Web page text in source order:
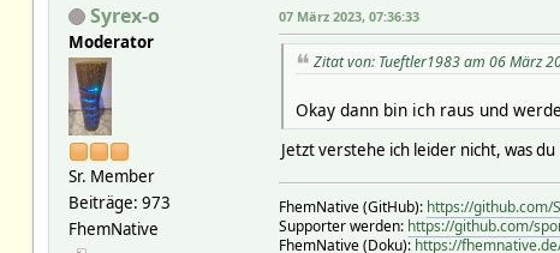
Syrex-o
Moderator
Sr. Member
Beiträge: 973
FhemNative
07 März 2023, 07:36:33
Zitat von: Tueftler1983 am 06 März
Okay dann bin ich raus und
Jetzt verstehe ich leider nicht, was du
FhemNative (GitHub): https://github.com/
Supporter werden: https://github.com/
FhemNative (Doku): https://